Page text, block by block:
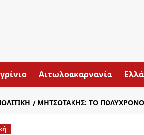
Αιτωλοακαρνανία
ΜΗΤΣΟΤΆΚΗΣ: ΤΟ ΠΟΛΎΧΡΟΝΟ